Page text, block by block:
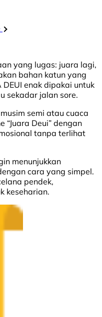
yang lugas: juara lagi,
bahan katun yang
DEUI enak dipakai untuk
sekadar jalan sore.
semi atau cuaca
Deui” dengan
tanpa terlihat
menunjukkan
cara yang simpel.
pendek,
keseharian.